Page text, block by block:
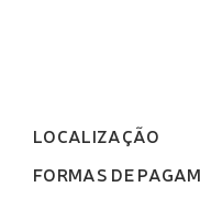
LOCALIZAÇÃO
FORMAS DE